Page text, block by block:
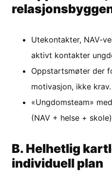
Utekontakter, NAV-
aktivt kontakter
Oppstartsmøter der
motivasjon, ikke krav.
«Ungdomsteam»
(NAV + helse +
B. Helhetlig
individuell plan